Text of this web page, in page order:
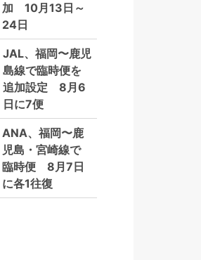
加 10月13日～
24日
JAL、福岡〜鹿児
島線で臨時便を
追加設定 8月6
日に7便
ANA、福岡〜鹿
児島・宮崎線で
臨時便 8月7日
に各1往復